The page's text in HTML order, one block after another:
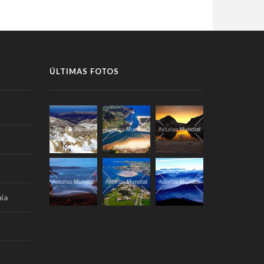
ÚLTIMAS FOTOS